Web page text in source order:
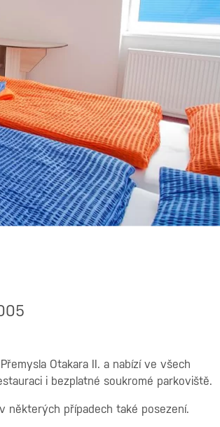
Otakara II. a nabízí ve všech
i bezplatné soukromé parkoviště.
některých případech také posezení.